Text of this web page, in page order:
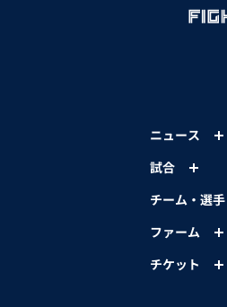
ニュース
試合
チーム・選手
ファーム
チケット